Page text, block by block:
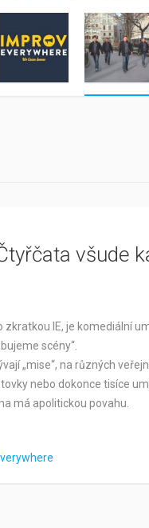
všude
IE, je komediální
scény“.
„mise“, na různých
nebo dokonce tisíce
má apolitickou povahu.